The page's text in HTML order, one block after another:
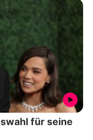
für seine